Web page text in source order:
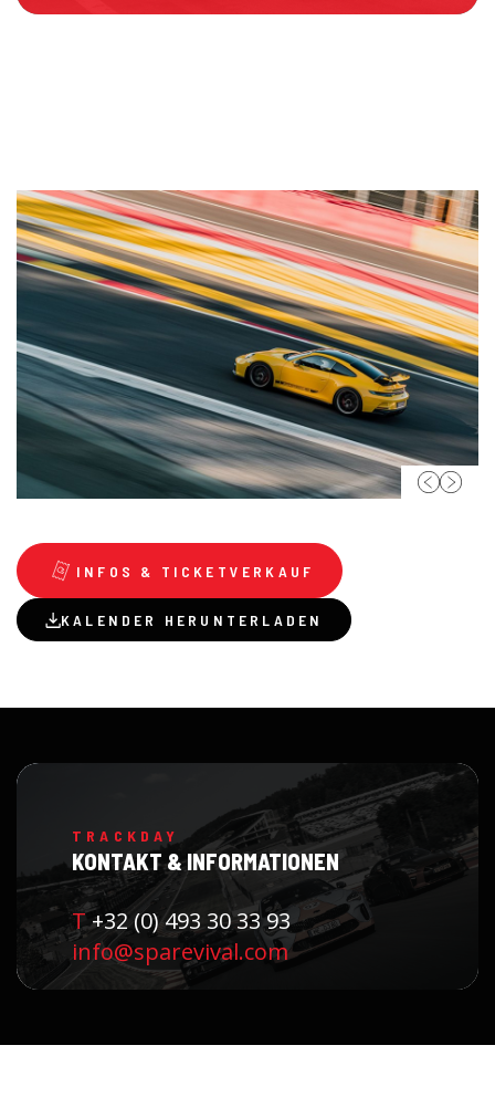
INFOS & TICKETVERKAUF
KALENDER HERUNTERLADEN
TRACKDAY
KONTAKT & INFORMATIONEN
T+32 (0) 493 30 33 93
info@sparevival.com